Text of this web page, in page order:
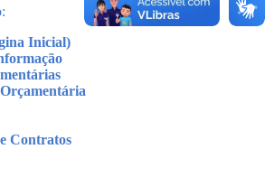
Inicial)
Contratos